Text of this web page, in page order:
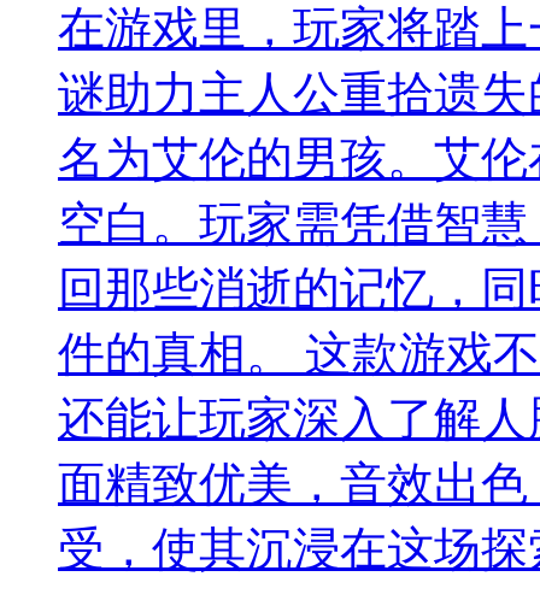
在游戏里，玩家将踏
谜助力主人公重拾遗
名为艾伦的男孩。艾
空白。玩家需凭借智
回那些消逝的记忆，
件的真相。 这款游戏
还能让玩家深入了解
面精致优美，音效出
受，使其沉浸在这场